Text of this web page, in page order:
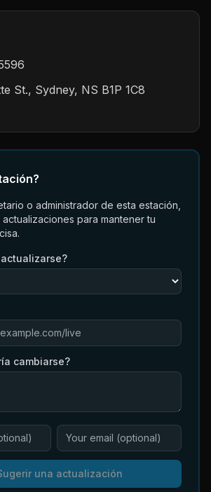
St., Sydney, NS B1P 1C8
o administrador de esta estación,
para mantener tu
cambiarse?
una actualización